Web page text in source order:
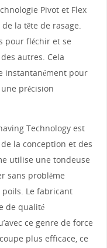
Pivot et Flex
la tête de rasage.
pour fléchir et se
autres. Cela
instantanément pour
précision
Technology est
la conception et des
utilise une tondeuse
sans problème
poils. Le fabricant
de qualité
ce genre de force
plus efficace, ce